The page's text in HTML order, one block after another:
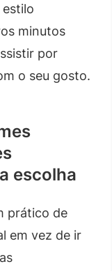
minutos
por
o seu gosto.
escolha
prático de
em vez de ir